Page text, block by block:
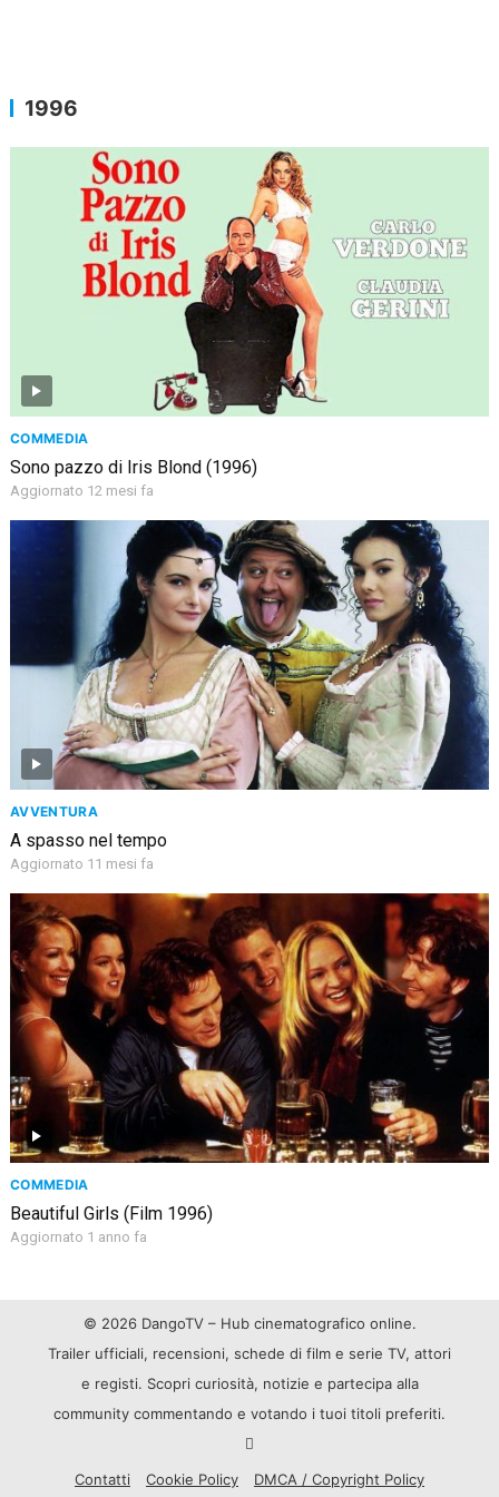
1996
COMMEDIA
Sono pazzo di Iris Blond (1996)
Aggiornato 12 mesi fa
AVVENTURA
A spasso nel tempo
Aggiornato 11 mesi fa
COMMEDIA
Beautiful Girls (Film 1996)
Aggiornato 1 anno fa
© 2026 DangoTV – Hub cinematografico online.
Trailer ufficiali, recensioni, schede di film e serie TV, attori
e registi. Scopri curiosità, notizie e partecipa alla
community commentando e votando i tuoi titoli preferiti.
Contatti Cookie Policy DMCA / Copyright Policy